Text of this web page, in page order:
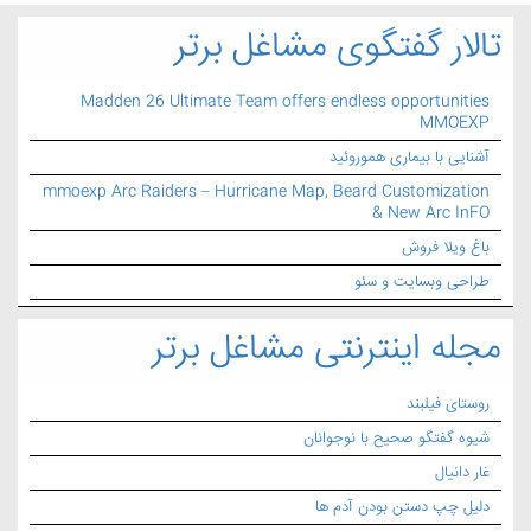
گفتگوی مشاغل برتر
Madden 26 Ultimate Team offers endless
با بیماری هموروئید
mmoexp Arc Raiders – Hurricane Map, Beard
& New Arc
ویلا فروش
وبسایت و سئو
اینترنتی مشاغل برتر
فیلبند
گفتگو صحیح با نوجوانان
دانیال
چپ دستن بودن آدم ها